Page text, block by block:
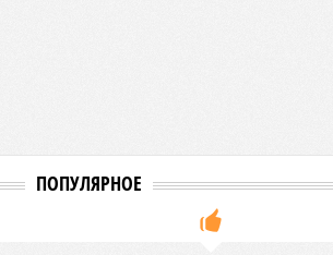
ПОПУЛЯРНОЕ